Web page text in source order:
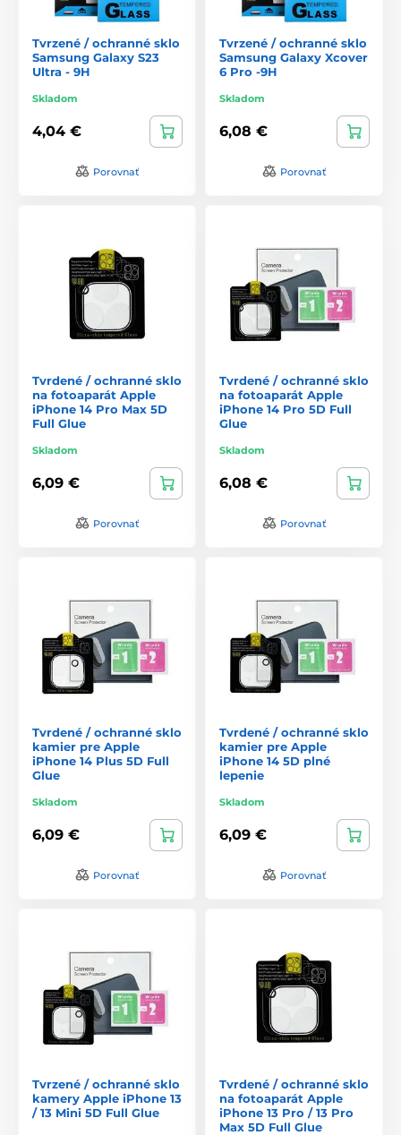
Tvrzené / ochranné sklo
Samsung Galaxy S23
Ultra - 9H
Skladom
4,04 €
Porovnať
Tvrzené / ochranné sklo
Samsung Galaxy Xcover
6 Pro -9H
Skladom
6,08 €
Porovnať
Tvrdené / ochranné sklo
na fotoaparát Apple
iPhone 14 Pro Max 5D
Full Glue
Skladom
6,09 €
Porovnať
Tvrdené / ochranné sklo
na fotoaparát Apple
iPhone 14 Pro 5D Full
Glue
Skladom
6,08 €
Porovnať
Tvrdené / ochranné sklo
kamier pre Apple
iPhone 14 Plus 5D Full
Glue
Skladom
6,09 €
Porovnať
Tvrdené / ochranné sklo
kamier pre Apple
iPhone 14 5D plné
lepenie
Skladom
6,09 €
Porovnať
Tvrzené / ochranné sklo
kamery Apple iPhone 13
/ 13 Mini 5D Full Glue
Tvrdené / ochranné sklo
na fotoaparát Apple
iPhone 13 Pro / 13 Pro
Max 5D Full Glue